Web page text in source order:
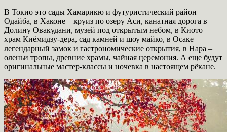
В Токио это сады Хамарикю и футуристический район
Одайба, в Хаконе – круиз по озеру Аси, канатная дорога в
Долину Овакудани, музей под открытым небом, в Киото –
храм Киёмидзу-дера, сад камней и шоу майко, в Осаке –
легендарный замок и гастрономические открытия, в Нара –
оленьи тропы, древние храмы, чайная церемония. А еще будут
оригинальные мастер-классы и ночевка в настоящем рёкане.